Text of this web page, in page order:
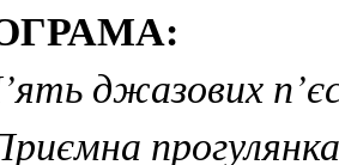
джазових